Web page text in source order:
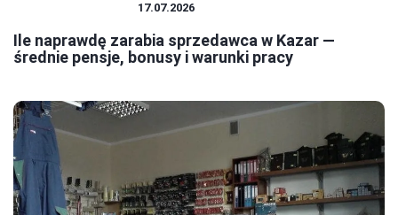
17.07.2026
Ile naprawdę zarabia sprzedawca w Kazar —
średnie pensje, bonusy i warunki pracy